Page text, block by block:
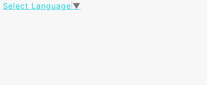
Select Language ▼